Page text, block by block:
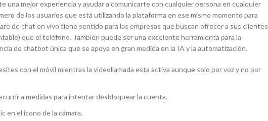
una mejor experiencia y ayudar a comunicarte con cualquier persona en cualquier
de los usuarios que está utilizando la plataforma en ese mismo momento para
de chat en vivo tiene sentido para las empresas que buscan ofrecer a sus clientes
que el teléfono. También puede ser una excelente herramienta para la
de chatbot única que se apoya en gran medida en la IA y la automatización.
con el móvil mientras la videollamada esta activa aunque solo por voz y no por
a medidas para ⁣intentar desbloquear la cuenta.
en el icono de la cámara.